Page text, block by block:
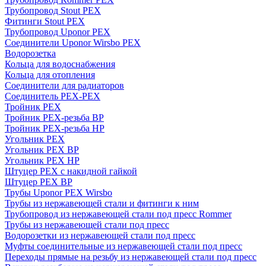
Трубопровод Stout PEX
Фитинги Stout PEX
Трубопровод Uponor PEX
Соединители Uponor Wirsbo PEX
Водорозетка
Кольца для водоснабжения
Кольца для отопления
Соединители для радиаторов
Соединитель PEX-PEX
Тройник PEX
Тройник PEX-резьба ВР
Тройник PEX-резьба НР
Угольник PEX
Угольник PEX ВР
Угольник PEX НР
Штуцер PEX c накидной гайкой
Штуцер PEX ВР
Трубы Uponor PEX Wirsbo
Трубы из нержавеющей стали и фитинги к ним
Трубопровод из нержавеющей стали под пресс Rommer
Трубы из нержавеющей стали под пресс
Водорозетки из нержавеющей стали под пресс
Муфты соединительные из нержавеющей стали под пресс
Переходы прямые на резьбу из нержавеющей стали под пресс